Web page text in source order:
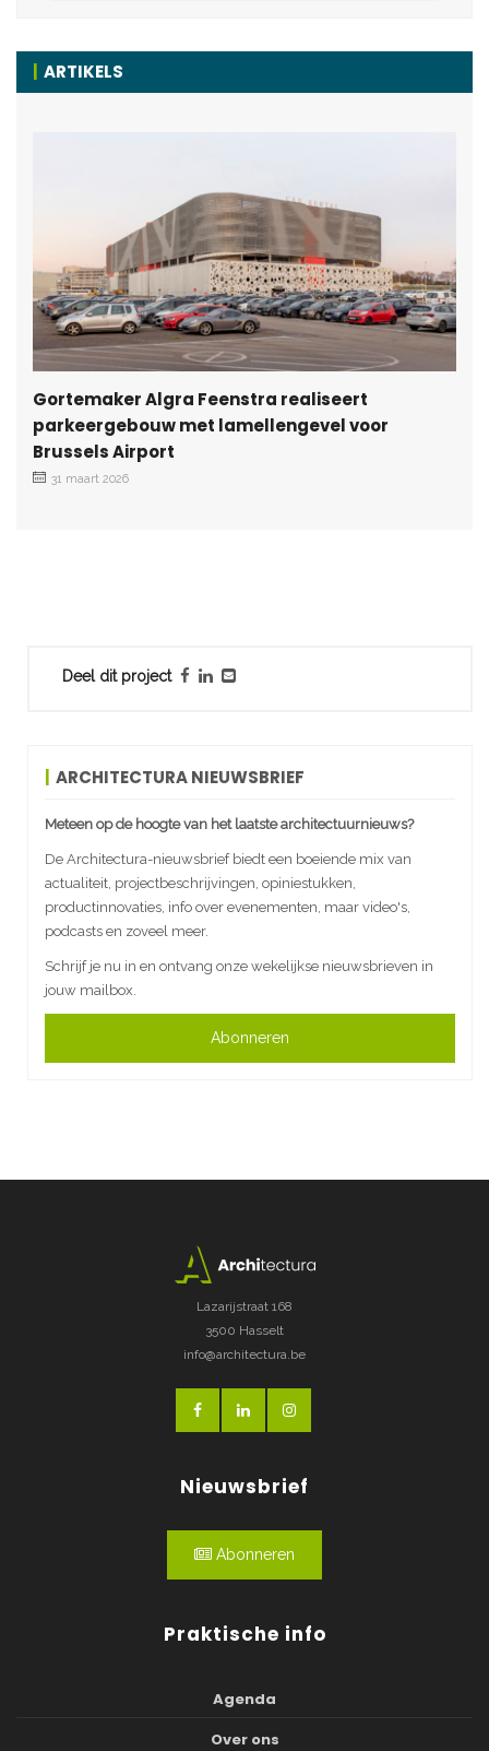
Deel dit project
ARCHITECTURA NIEUWSBRIEF
Meteen op de hoogte van het laatste architectuurnieuws?
De Architectura-nieuwsbrief biedt een boeiende mix van
actualiteit, projectbeschrijvingen, opiniestukken,
productinnovaties, info over evenementen, maar video's,
podcasts en zoveel meer.
Schrijf je nu in en ontvang onze wekelijkse nieuwsbrieven in
jouw mailbox.
Abonneren
ARTIKELS
Gortemaker Algra Feenstra realiseert
parkeergebouw met lamellengevel voor
Brussels Airport
31 maart 2026
Lazarijstraat 168
3500 Hasselt
info@architectura.be
Nieuwsbrief
Abonneren
Praktische info
Agenda
Over ons